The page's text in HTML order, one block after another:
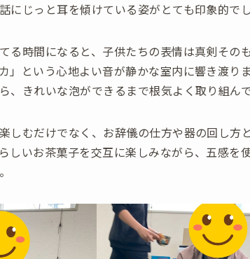
にじっと耳を傾けている姿がとても印象的でし
る時間になると、子供たちの表情は真剣その
」という心地よい音が静かな室内に響き渡り
、きれいな泡ができるまで根気よく取り組ん
しむだけでなく、お辞儀の仕方や器の回し
しいお茶菓子を交互に楽しみながら、五感を